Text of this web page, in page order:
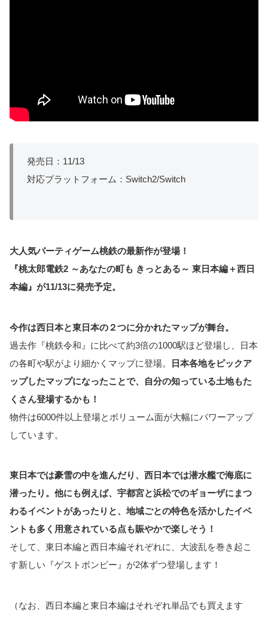
発売日：11/13
対応プラットフォーム：Switch2/Switch
大人気パーティゲーム桃鉄の最新作が登場！
『桃太郎電鉄2 ～あなたの町も きっとある～ 東日本編＋西日
本編』が11/13に発売予定。
今作は西日本と東日本の２つに分かれたマップが舞台。
過去作『桃鉄令和』に比べて約3倍の1000駅ほど登場し、日本
の各町や駅がより細かくマップに登場。
日本各地をピックア
ップしたマップになったことで、自分の知っている土地もた
くさん登場するかも！
物件は6000件以上登場とボリューム面が大幅にパワーアップ
しています。
東日本では豪雪の中を進んだり、西日本では潜水艦で海底に
潜ったり。他にも例えば、宇都宮と浜松でのギョーザにまつ
わるイベントがあったりと、地域ごとの特色を活かしたイベ
ントも多く用意されている点も賑やかで楽しそう！
そして、東日本編と西日本編それぞれに、大波乱を巻き起こ
す新しい『ゲストボンビー』が2体ずつ登場します！
（なお、西日本編と東日本編はそれぞれ単品でも買えます